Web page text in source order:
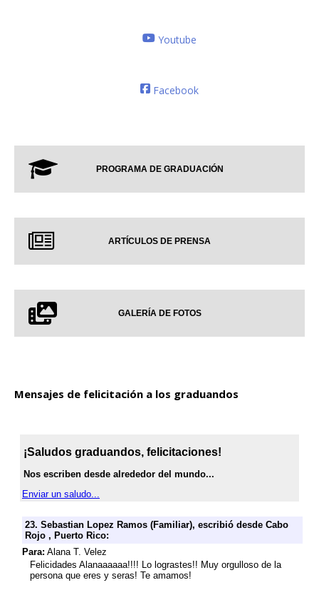
Youtube
Facebook
PROGRAMA DE GRADUACIÓN
ARTÍCULOS DE PRENSA
GALERÍA DE FOTOS
Mensajes de felicitación a los graduandos